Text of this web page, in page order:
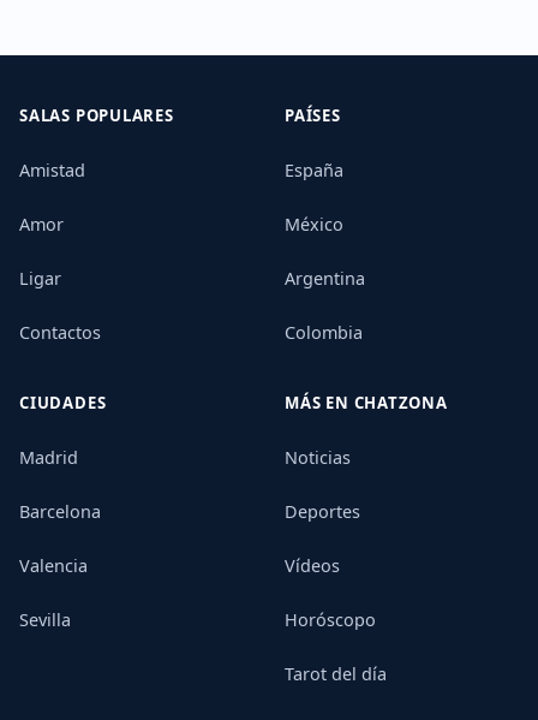
SALAS POPULARES
Amistad
Amor
Ligar
Contactos
PAÍSES
España
México
Argentina
Colombia
CIUDADES
Madrid
Barcelona
Valencia
Sevilla
MÁS EN CHATZONA
Noticias
Deportes
Vídeos
Horóscopo
Tarot del día